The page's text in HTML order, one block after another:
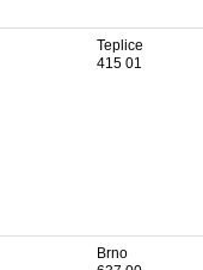
Teplice
415 01
Brno